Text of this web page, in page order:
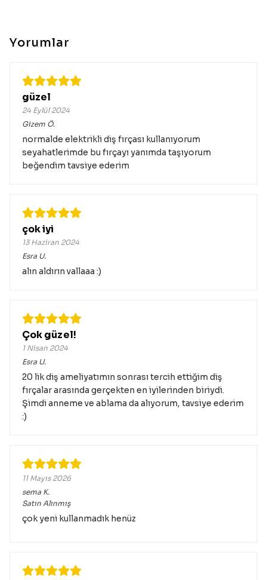
Yorumlar
güzel
24 Eylül 2024
Gizem Ö.
normalde elektrikli diş fırçası kullanıyorum
seyahatlerimde bu fırçayı yanımda taşıyorum
beğendim tavsiye ederim
çok iyi
13 Haziran 2024
Esra U.
alın aldırın vallaaa :)
Çok güzel!
1 Nisan 2024
Esra U.
20 lik diş ameliyatımın sonrası tercih ettiğim diş
fırçalar arasında gerçekten en iyilerinden biriydi.
Şimdi anneme ve ablama da alıyorum, tavsiye ederim
:)
11 Mayıs 2026
sema K.
Satın Alınmış
çok yeni kullanmadık henüz